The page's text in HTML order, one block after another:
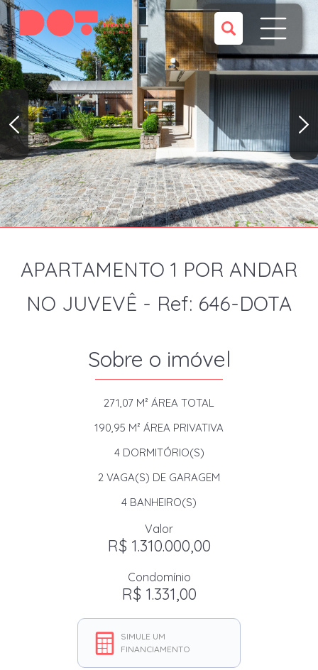
APARTAMENTO 1 POR ANDAR
NO JUVEVÊ - Ref: 646-DOTA
Sobre o imóvel
271,07 M² ÁREA TOTAL
190,95 M² ÁREA PRIVATIVA
4DORMITÓRIO(S)
2 VAGA(S) DE GARAGEM
4 BANHEIRO(S)
Valor
R$ 1.310.000,00
Condomínio
R$ 1.331,00
SIMULE UM
FINANCIAMENTO